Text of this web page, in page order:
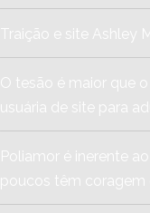
Traição e site Ashley
O tesão é maior que
usuária de site para
Poliamor é inerente
poucos têm coragem